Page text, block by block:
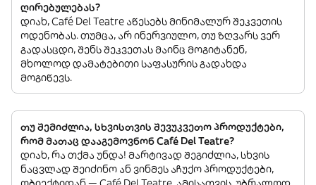
ღირებულებას?
დიახ, Café Del Teatre აწესებს მინიმალურ შეკვეთის
ოდენობას. თუმცა, არ ინერვიულო, თუ ზღვარს ვერ
გადასცდი, შენს შეკვეთას მაინც მოგიტანენ,
მხოლოდ დამატებითი საფასურის გადახდა
მოგიწევს.
თუ შემიძლია, სხვისთვის შევუკვეთო პროდუქტები,
რომ მათაც დააგემოვნონ Café Del Teatre?
დიახ, რა თქმა უნდა! მარტივად შეგიძლია, სხვის
ნაცვლად შეიძინო ან ვინმეს აჩუქო პროდუქტები,